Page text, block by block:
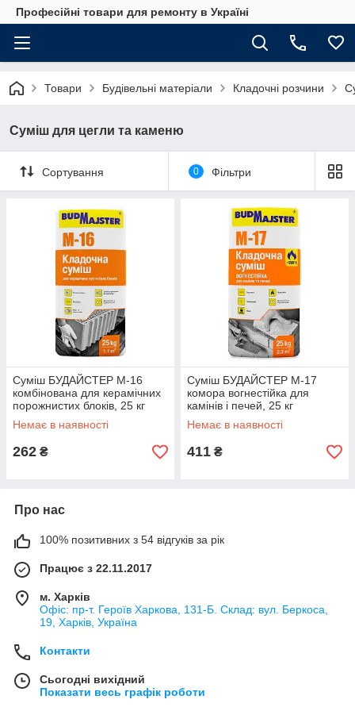
Професійні товари для ремонту в Україні
Товари Будівельні матеріали Кладочні розчини
Суміш для цегли та каменю
Сортування 0 Фільтри
Суміш БУДАЙСТЕР M-16
комбінована для керамічних
порожнистих блоків, 25 кг
Немає в наявності
262 ₴
Суміш БУДАЙСТЕР M-17
комора вогнестійка для
камінів і печей, 25 кг
Немає в наявності
411 ₴
Про нас
100% позитивних з 54 відгуків за рік
Працює з 22.11.2017
м. Харків
Офіс: пр-т. Героїв Харкова, 131-Б. Склад: вул. Беркоса,
19, Харків, Україна
Контакти
Сьогодні вихідний
Показати весь графік роботи